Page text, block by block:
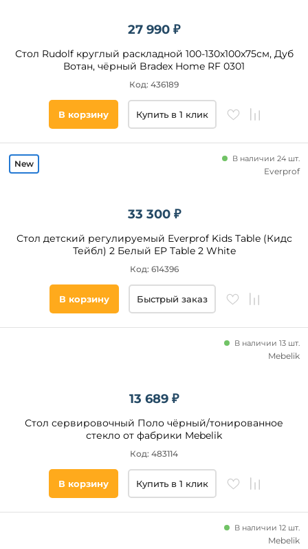
27 990 ₽
Стол Rudolf круглый раскладной 100-130x100x75см, Дуб
Вотан, чёрный Bradex Home RF 0301
Код: 436189
В корзину Купить в 1 клик
33 300 ₽
Стол детский регулируемый Everprof Kids Table (Кидс
Тейбл) 2 Белый EP Table 2 White
В наличии 24 шт.
Код: 614396
Everprof
В корзину Быстрый заказ
13 689 ₽
Стол сервировочный Поло чёрный/тонированное
стекло от фабрики Mebelik
В наличии 13 шт.
Код: 483114
Mebelik
В корзину Купить в 1 клик
В наличии 12 шт.
Mebelik